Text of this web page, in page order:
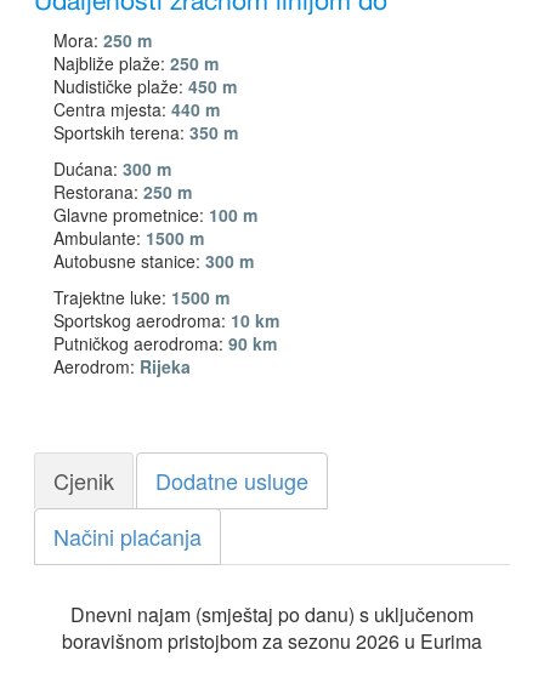
Mora: 250 m
Najbliže plaže: 250 m
Nudističke plaže: 450 m
Centra mjesta: 440 m
Sportskih terena: 350 m
Dućana: 300 m
Restorana: 250 m
Glavne prometnice: 100 m
Ambulante: 1500 m
Autobusne stanice: 300 m
Trajektne luke: 1500 m
Sportskog aerodroma: 10 km
Putničkog aerodroma: 90 km
Aerodrom: Rijeka
Cjenik
Dodatne usluge
Načini plaćanja
Dnevni najam (smještaj po danu) s uključenom
boravišnom pristojbom za sezonu 2026 u Eurima